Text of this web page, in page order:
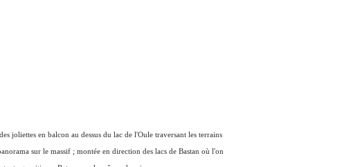
joliettes en balcon au dessus du lac de l'Oule traversant les terrains
sur le massif ; montée en direction des lacs de Bastan où l'on